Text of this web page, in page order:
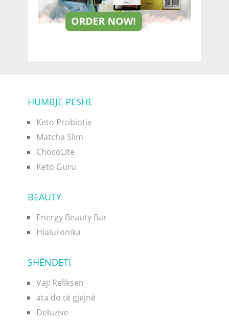
HUMBJE PESHE
Keto Probiotix
Matcha Slim
ChocoLite
Keto Guru
BEAUTY
Energy Beauty Bar
Hialuronika
SHËNDETI
Vaji Reliksen
ata do të gjejnë
Deluzive